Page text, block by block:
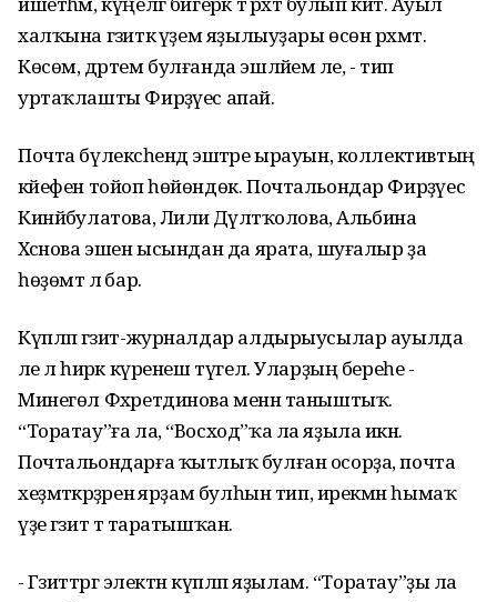
халҡына гәзиткә әүҙем яҙылыуҙары өсөн рәхмәт.
Көсөм, дәртем булғанда эшләйем әле, - тип
уртаҡлашты Фирҙәүес апай.
Почта бүлексәһендә эштәре ырауын, коллективтың
кәйефен тойоп һөйөндөк. Почтальондар Фирҙәүес
Кинйәбулатова, Лилиә Дәүләтҡолова, Альбина
Хәсәнова эшен ысындан да ярата, шуғалыр ҙа
һөҙөмтә лә бар.
Күпләп гәзит-журналдар алдырыусылар ауылда
әле лә һирәк күренеш түгел. Уларҙың береһе -
Минегөл Фәхретдинова менән таныштыҡ.
“Торатау”ға ла, “Восход”ҡа ла яҙыла икән.
Почтальондарға ҡытлыҡ булған осорҙа, почта
хеҙмәткәрҙәренә ярҙам булһын тип, ирекмән һымаҡ
үҙе гәзит тә таратышҡан.
- Гәзиттәргә электән күпләп яҙылам. “Торатау”ҙы ла